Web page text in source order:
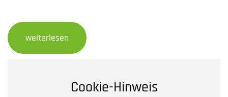
schaust du Blockbuster und Arthouse, Vorpremieren und
Filmklassiker. Dabei genießt du exklusiven Service an
deinem Kinoabend: ob Kuscheldecke oder Longdrink.
Weiter Infos findest duhier.
weiterlesen
Cookie-Hinweis